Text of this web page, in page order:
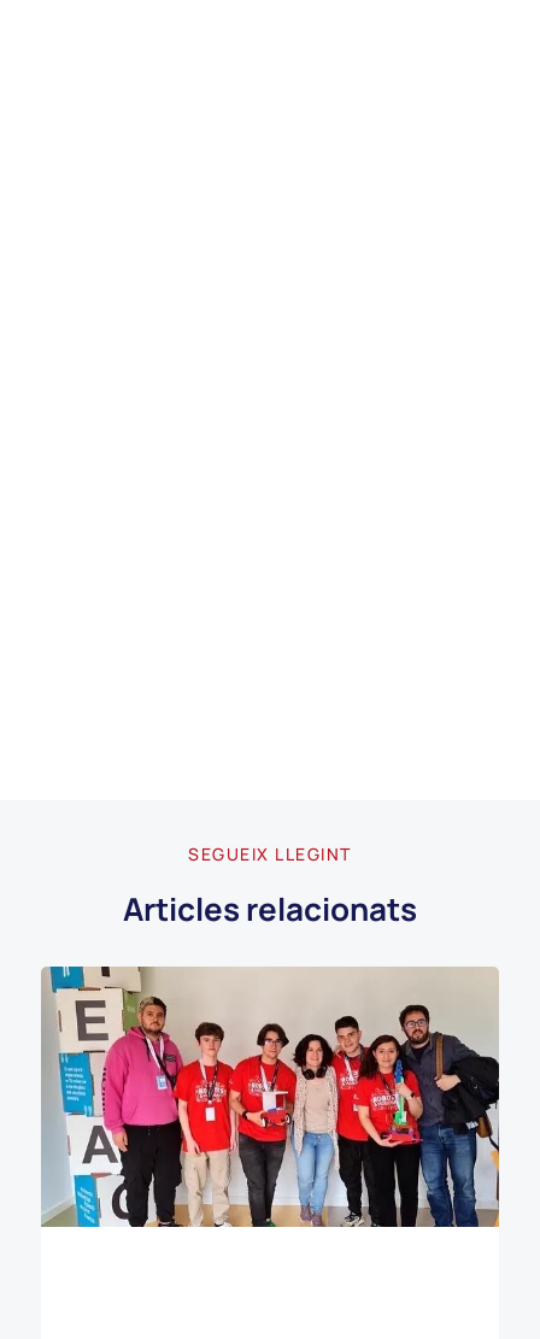
SEGUEIX LLEGINT
Articles relacionats